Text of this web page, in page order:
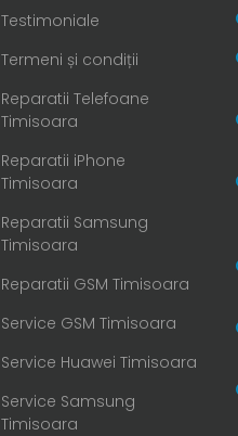
Testimoniale
Termeni și condiții
Reparatii Telefoane
Timisoara
Reparatii iPhone
Timisoara
Reparatii Samsung
Timisoara
Reparatii GSM Timisoara
Service GSM Timisoara
Service Huawei Timisoara
Service Samsung
Timisoara